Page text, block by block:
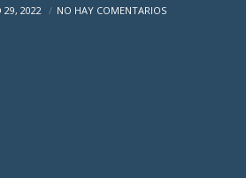
29, 2022 NO HAY COMENTARIOS